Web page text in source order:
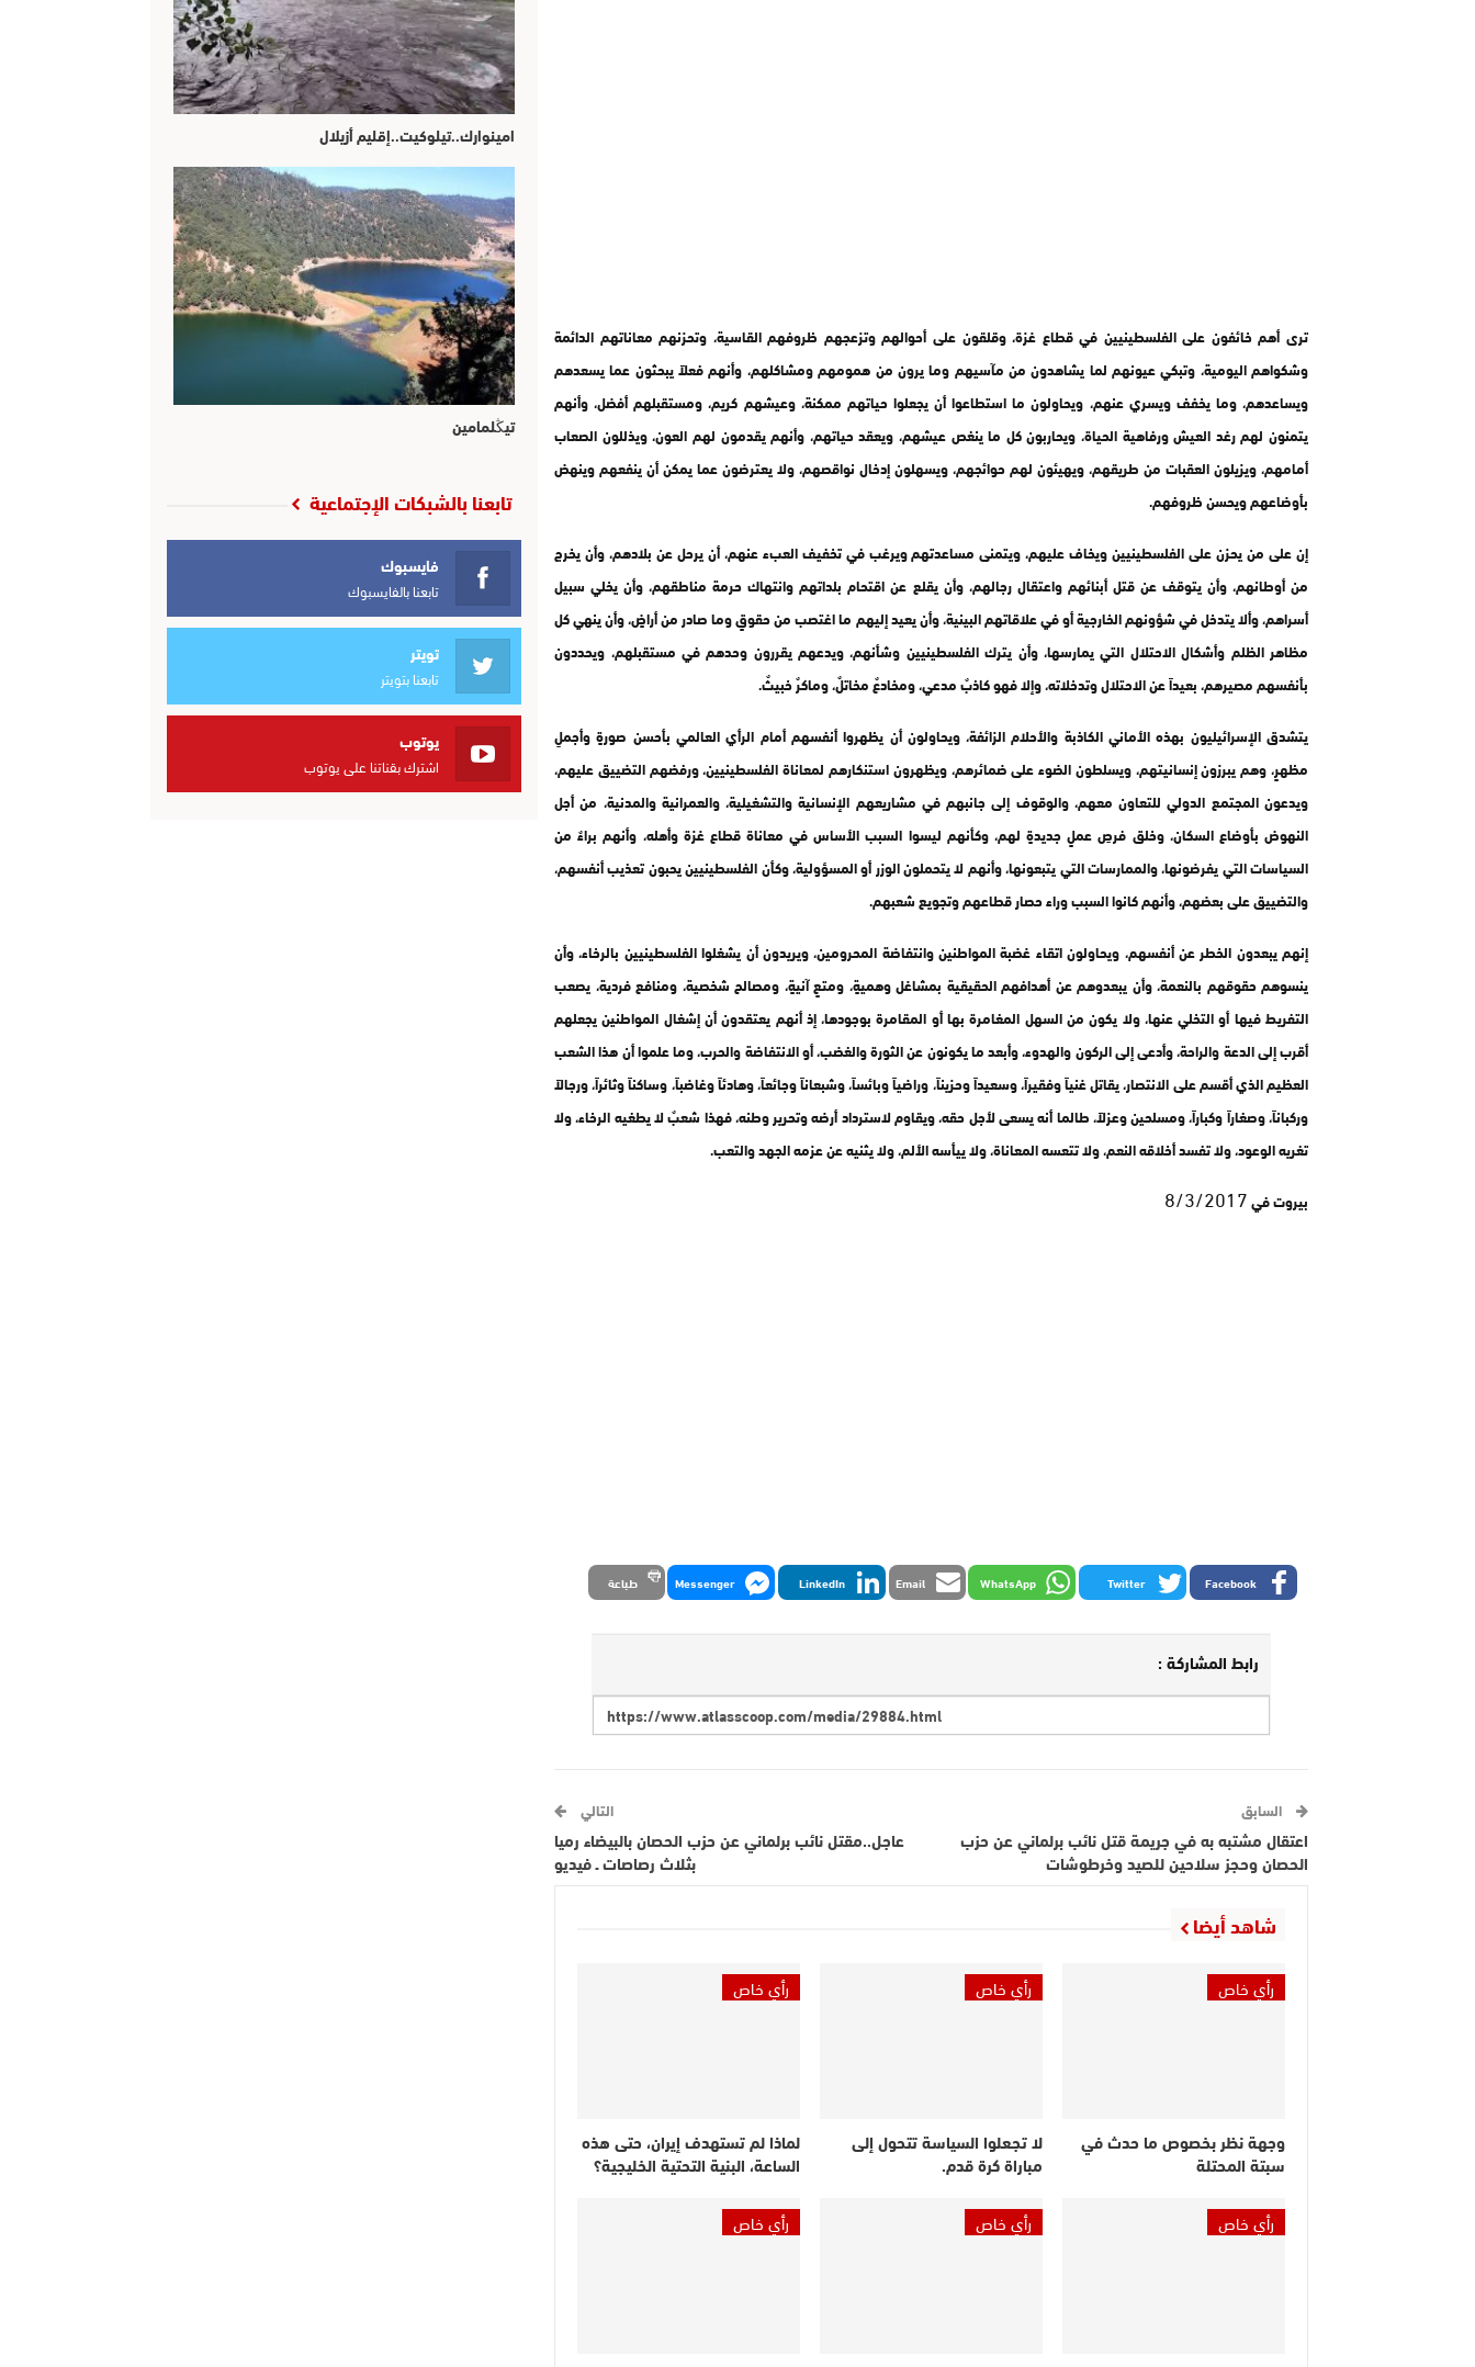
ترى أهم خائفون على الفلسطينيين في قطاع غزة، وقلقون على أحوالهم وتزعجهم ظروفهم القاسية، وتحزنهم معاناتهم الدائمة
وشكواهم اليومية، وتبكي عيونهم لما يشاهدون من مآسيهم وما يرون من همومهم ومشاكلهم، وأنهم فعلاً يبحثون عما يسعدهم
ويساعدهم، وما يخفف ويسري عنهم، ويحاولون ما استطاعوا أن يجعلوا حياتهم ممكنة، وعيشهم كريم، ومستقبلهم أفضل، وأنهم
يتمنون لهم رغد العيش ورفاهية الحياة، ويحاربون كل ما ينغص عيشهم، ويعقد حياتهم، وأنهم يقدمون لهم العون، ويذللون الصعاب
أمامهم، ويزيلون العقبات من طريقهم، ويهيئون لهم حوائجهم، ويسهلون إدخال نواقصهم، ولا يعترضون عما يمكن أن ينفعهم وينهض
بأوضاعهم ويحسن ظروفهم.
إن على من يحزن على الفلسطينيين ويخاف عليهم، ويتمنى مساعدتهم ويرغب في تخفيف العبء عنهم، أن يرحل عن بلادهم، وأن يخرج
من أوطانهم، وأن يتوقف عن قتل أبنائهم واعتقال رجالهم، وأن يقلع عن اقتحام بلداتهم وانتهاك حرمة مناطقهم، وأن يخلي سبيل
أسراهم، وألا يتدخل في شؤونهم الخارجية أو في علاقاتهم البينية، وأن يعيد إليهم ما اغتصب من حقوقٍ وما صادر من أراضٍ، وأن ينهي كل
مظاهر الظلم وأشكال الاحتلال التي يمارسها، وأن يترك الفلسطينيين وشأنهم، ويدعهم يقررون وحدهم في مستقبلهم، ويحددون
بأنفسهم مصيرهم، بعيداً عن الاحتلال وتدخلاته، وإلا فهو كاذبٌ مدعي، ومخادعٌ مخاتلٌ، وماكرٌ خبيثٌ.
يتشدق الإسرائيليون بهذه الأماني الكاذبة والأحلام الزائفة، ويحاولون أن يظهروا أنفسهم أمام الرأي العالمي بأحسن صورةٍ وأجملِ
مظهرٍ، وهم يبرزون إنسانيتهم، ويسلطون الضوء على ضمائرهم، ويظهرون استنكارهم لمعاناة الفلسطينيين، ورفضهم التضييق عليهم،
ويدعون المجتمع الدولي للتعاون معهم، والوقوف إلى جانبهم في مشاريعهم الإنسانية والتشغيلية، والعمرانية والمدنية، من أجل
النهوض بأوضاع السكان، وخلق فرصِ عملٍ جديدةٍ لهم، وكأنهم ليسوا السبب الأساس في معاناة قطاع غزة وأهله، وأنهم براءٌ من
السياسات التي يفرضونها، والممارسات التي يتبعونها، وأنهم لا يتحملون الوزر أو المسؤولية، وكأن الفلسطينيين يحبون تعذيب أنفسهم،
والتضييق على بعضهم، وأنهم كانوا السبب وراء حصار قطاعهم وتجويع شعبهم.
إنهم يبعدون الخطر عن أنفسهم، ويحاولون اتقاء غضبة المواطنين وانتفاضة المحرومين، ويريدون أن يشغلوا الفلسطينيين بالرخاء، وأن
ينسوهم حقوقهم بالنعمة، وأن يبعدوهم عن أهدافهم الحقيقية بمشاغل وهميةٍ، ومتعٍ آنيةٍ، ومصالح شخصية، ومنافع فردية، يصعب
التفريط فيها أو التخلي عنها، ولا يكون من السهل المغامرة بها أو المقامرة بوجودها، إذ أنهم يعتقدون أن إشغال المواطنين يجعلهم
أقرب إلى الدعة والراحة، وأدعى إلى الركون والهدوء، وأبعد ما يكونون عن الثورة والغضب، أو الانتفاضة والحرب، وما علموا أن هذا الشعب
العظيم الذي أقسم على الانتصار، يقاتل غنياً وفقيراً، وسعيداً وحزيناً، وراضياً وبائساً، وشبعاناً وجائعاً، وهادئاً وغاضباً، وساكناً وثائراً، ورجالاً
وركباناً، وصغاراً وكباراً، ومسلحين وعزلاً، طالما أنه يسعى لأجل حقه، ويقاوم لاسترداد أرضه وتحرير وطنه، فهذا شعبٌ لا يطغيه الرخاء، ولا
تغريه الوعود، ولا تفسد أخلاقه النعم، ولا تتعسه المعاناة، ولا ييأسه الألم، ولا يثنيه عن عزمه الجهد والتعب.
بيروت في8/3/2017
Facebook
Twitter
WhatsApp
Email
LinkedIn
Messenger طباعة
رابط المشاركة :
السابق
اعتقال مشتبه به في جريمة قتل نائب برلماني عن حزب
الحصان وحجز سلاحين للصيد وخرطوشات
التالي
عاجل..مقتل نائب برلماني عن حزب الحصان بالبيضاء رميا
بثلاث رصاصات ـ فيديو
شاهد أيضا
رأي خاص
وجهة نظر بخصوص ما حدث في
سبتة المحتلة
رأي خاص
لا تجعلوا السياسة تتحول إلى
مباراة كرة قدم.
رأي خاص
لماذا لم تستهدف إيران، حتى هذه
الساعة، البنية التحتية الخليجية؟
رأي خاص
رأي خاص رأي خاص
امينوارك..تيلوكيت..إقليم أزيلال
تيڭلمامين
تابعنا بالشبكات الإجتماعية
فايسبوك
تابعنا بالفايسبوك
تويتر
تابعنا بتويتر
يوتوب
اشترك بقناتنا على يوتوب